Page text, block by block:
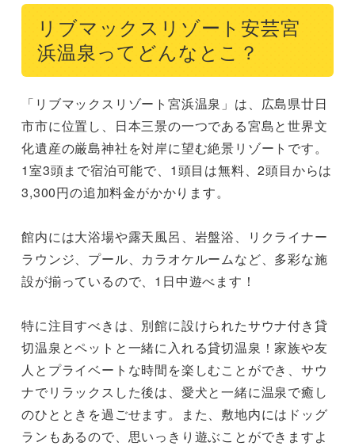
リブマックスリゾート安芸宮
浜温泉ってどんなとこ？
「リブマックスリゾート宮浜温泉」は、広島県廿日
市市に位置し、日本三景の一つである宮島と世界文
化遺産の厳島神社を対岸に望む絶景リゾートです。
1室3頭まで宿泊可能で、1頭目は無料、2頭目からは
3,300円の追加料金がかかります。
館内には大浴場や露天風呂、岩盤浴、リクライナー
ラウンジ、プール、カラオケルームなど、多彩な施
設が揃っているので、1日中遊べます！
特に注目すべきは、別館に設けられたサウナ付き貸
切温泉とペットと一緒に入れる貸切温泉！家族や友
人とプライベートな時間を楽しむことができ、サウ
ナでリラックスした後は、愛犬と一緒に温泉で癒し
のひとときを過ごせます。また、敷地内にはドッグ
ランもあるので、思いっきり遊ぶことができますよ